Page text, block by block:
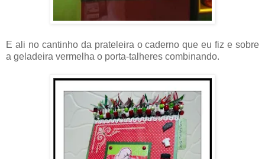
E ali no cantinho da prateleira o caderno que eu fiz e sobre
a geladeira vermelha o porta-talheres combinando.